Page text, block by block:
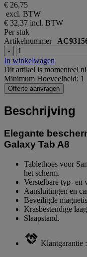
€ 26,75
excl. BTW
€ 32,37 incl. BTW
Per stuk
Artikelnummer
-
In winkelwagen
Dit artikel is momenteel
Minimum Hoeveelheid: 1
Offerte aanvragen
Beschrijving
Elegante
Galaxy Tab A8
Tablethoes voor
het scherm.
Verstelbare typ- en
Aansluitingen en
Beveiligde
Krasbestendige
Slaapstand.
Klantgarantie